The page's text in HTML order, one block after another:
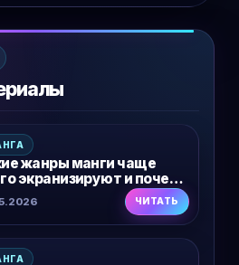
жанры манги чаще
экранизируют и почему
они
ЧИТАТЬ